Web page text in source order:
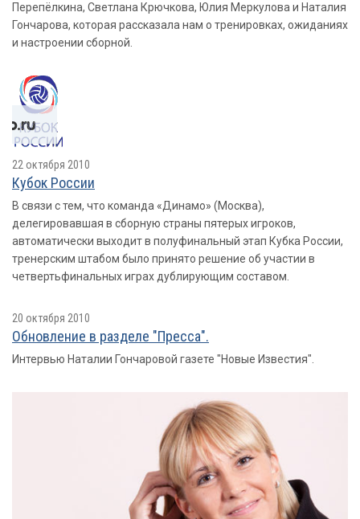
Перепёлкина, Светлана Крючкова, Юлия Меркулова и Наталия
Гончарова, которая рассказала нам о тренировках, ожиданиях
и настроении сборной.
22 октября 2010
Кубок России
В связи с тем, что команда «Динамо» (Москва),
делегировавшая в сборную страны пятерых игроков,
автоматически выходит в полуфинальный этап Кубка России,
тренерским штабом было принято решение об участии в
четвертьфинальных играх дублирующим составом.
20 октября 2010
Обновление в разделе "Пресса".
Интервью Наталии Гончаровой газете "Новые Известия".